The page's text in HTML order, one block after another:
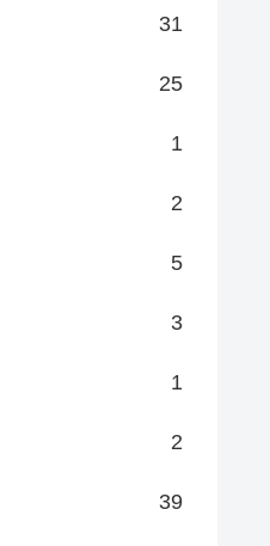
31
25
1
2
5
3
1
2
39